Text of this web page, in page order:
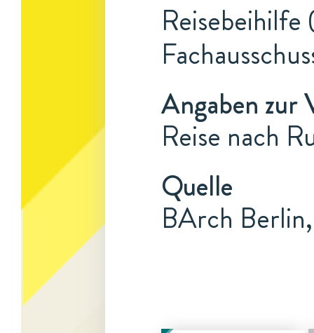
Angaben zur
Reise nach
Quelle
BArch